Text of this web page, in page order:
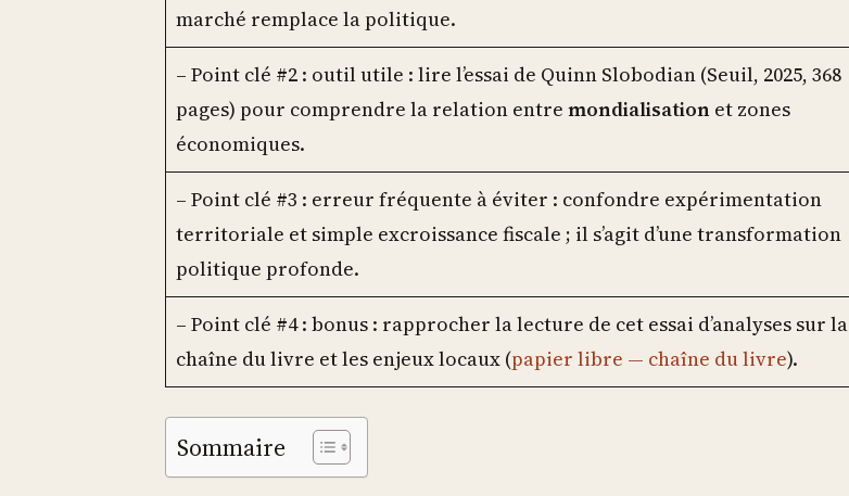
marché remplace la politique.
– Point clé #2 : outil utile : lire l’essai de Quinn Slobodian (Seuil, 2025, 368
pages) pour comprendre la relation entre mondialisation et zones
économiques.
– Point clé #3 : erreur fréquente à éviter : confondre expérimentation
territoriale et simple excroissance fiscale ; il s’agit d’une transformation
politique profonde.
– Point clé #4 : bonus : rapprocher la lecture de cet essai d’analyses sur la
chaîne du livre et les enjeux locaux (papier libre — chaîne du livre).
Sommaire